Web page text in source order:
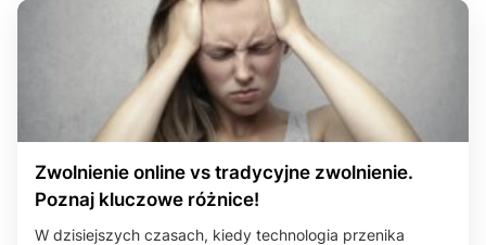
Zwolnienie online vs tradycyjne zwolnienie.
Poznaj kluczowe różnice!
W dzisiejszych czasach, kiedy technologia przenika